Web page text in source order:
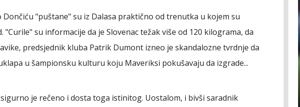
Dončiću "puštane" su iz Dalasa praktično od trenutka u kojem su
"Curile" su informacije da je Slovenac težak više od 120 kilograma, da
predsjednik kluba Patrik Dumont izneo je skandalozne tvrdnje da
u šampionsku kulturu koju Maveriksi pokušavaju da izgrade...
je rečeno i dosta toga istinitog. Uostalom, i bivši saradnik